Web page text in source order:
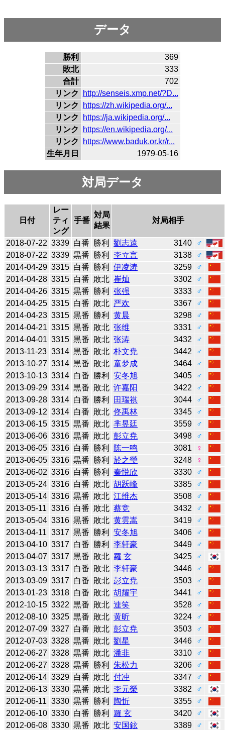
データ
勝利
369
敗北
333
合計
702
リンク
http://senseis.xmp.net/?D...
リンク
https://zh.wikipedia.org/...
リンク
https://ja.wikipedia.org/...
リンク
https://en.wikipedia.org/...
リンク
https://www.baduk.or.kr/r...
生年月日
1979-05-16
対局データ
日付
レー
ティ
ング
手番
対局
結果
対局相手
2018-07-22 3339 白番 勝利 劉志遠 3140
♂
2018-07-22 3339 黒番 勝利 李立言 3138
♂
2014-04-29 3315 白番 勝利 伊凌涛 3259
♂
2014-04-28 3315 白番 敗北 崔灿 3302
♂
2014-04-26 3315 黒番 勝利 张强 3333
♂
2014-04-25 3315 白番 敗北 严欢 3367
♂
2014-04-23 3315 黒番 勝利 黄晨 3298
♂
2014-04-21 3315 黒番 敗北 张维 3331
♂
2014-04-01 3315 黒番 敗北 张涛 3432
♂
2013-11-23 3314 黒番 敗北 朴文尭 3442
♂
2013-10-27 3314 黒番 敗北 童梦成 3464
♂
2013-10-13 3314 白番 勝利 安冬旭 3405
♂
2013-09-29 3314 黒番 敗北 许嘉阳 3422
♂
2013-09-28 3314 白番 勝利 田瑞祺 3044
♂
2013-09-12 3314 白番 敗北 佟禹林 3345
♂
2013-06-15 3315 黒番 敗北 芈昱廷 3559
♂
2013-06-06 3316 黒番 敗北 彭立尭 3498
♂
2013-06-05 3316 白番 勝利 陈一鸣 3081
♀
2013-06-05 3316 黒番 勝利 於之瑩 3248
♀
2013-06-02 3316 白番 勝利 秦悦欣 3330
♂
2013-05-24 3316 白番 敗北 胡跃峰 3385
♂
2013-05-14 3316 黒番 敗北 江维杰 3508
♂
2013-05-11 3316 白番 敗北 蔡竞 3432
♂
2013-05-04 3316 黒番 敗北 黄雲嵩 3419
♂
2013-04-11 3317 黒番 勝利 安冬旭 3406
♂
2013-04-10 3317 白番 勝利 李轩豪 3449
♂
2013-04-07 3317 黒番 敗北 羅 玄 3425
♂
2013-03-13 3317 白番 敗北 李轩豪 3446
♂
2013-03-09 3317 白番 敗北 彭立尭 3503
♂
2013-01-23 3318 白番 敗北 胡耀宇 3441
♂
2012-10-15 3322 黒番 敗北 連笑 3528
♂
2012-08-10 3325 黒番 敗北 黄昕 3224
♂
2012-07-09 3327 白番 敗北 彭立尭 3503
♂
2012-07-03 3328 黒番 敗北 劉星 3446
♂
2012-06-27 3328 黒番 敗北 潘非 3310
♂
2012-06-27 3328 黒番 勝利 朱松力 3206
♂
2012-06-14 3329 白番 敗北 付冲 3347
♂
2012-06-13 3330 黒番 敗北 李元榮 3382
♂
2012-06-11 3330 黒番 勝利 陶忻 3355
♂
2012-06-10 3330 白番 勝利 羅 玄 3420
♂
2012-06-08 3330 黒番 敗北 安国鉉 3389
♂